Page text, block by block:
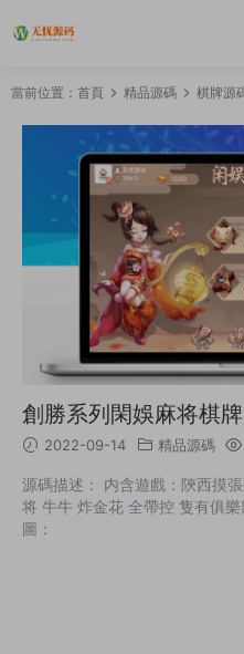
當前位置： 首頁 精品源碼 棋牌源
創勝系列閑娛麻将棋
2022-09-14 精品源碼
源碼描述： 内含遊戲：陝西摸
将 牛牛 炸金花 全帶控 隻有俱
圖：